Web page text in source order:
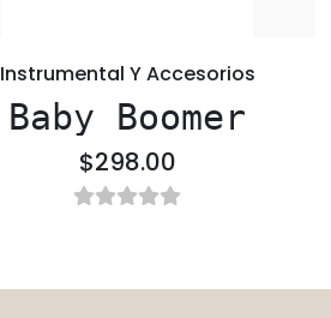
Instrumental Y Accesorios
Baby Boomer
$298.00